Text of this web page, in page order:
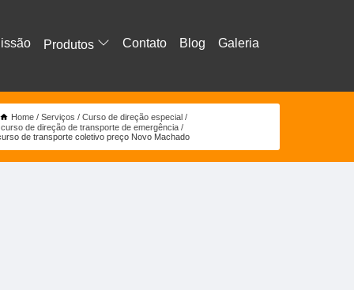
Produtos Contato Blog Galeria
Home Serviços
Curso de direção especial
curso de direção de transporte de emergência
de transporte coletivo preço Novo Machado